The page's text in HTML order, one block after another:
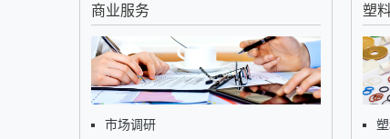
商业服务
市场调研
塑